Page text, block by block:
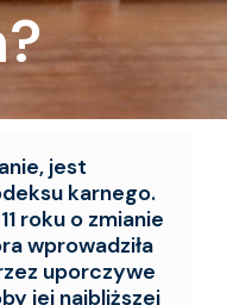
jest
karnego.
roku o zmianie
wprowadziła
uporczywe
jej najbliższej